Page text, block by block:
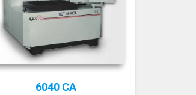
6040 CA